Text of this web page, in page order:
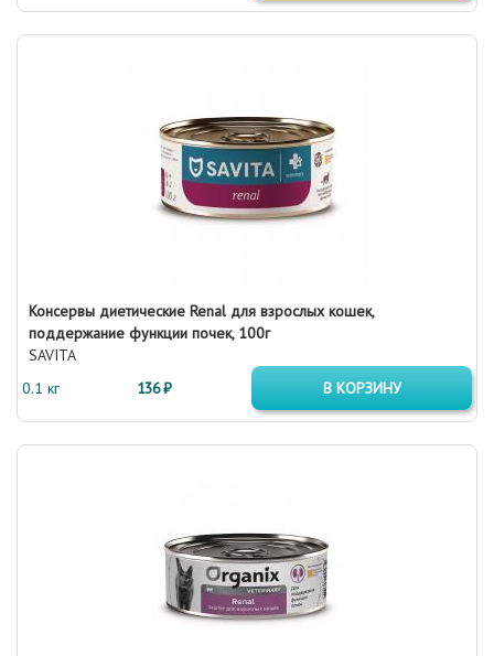
Консервы диетические Renal для взрослых кошек,
поддержание функции почек, 100г
SAVITA
0.1 кг
136 ₽ В КОРЗИНУ